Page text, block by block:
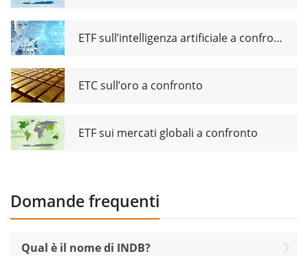
ETF sull’intelligenza artificiale a confronto
ETC sull’oro a confronto
ETF sui mercati globali a confronto
Domande frequenti
Qual è il nome di INDB?